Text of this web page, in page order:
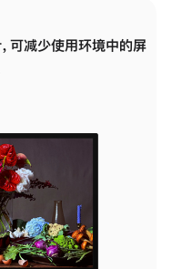
可减少使用环境中的屏